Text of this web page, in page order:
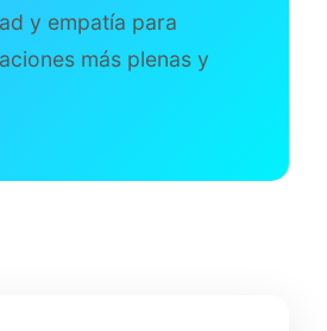
y empatía para
más plenas y